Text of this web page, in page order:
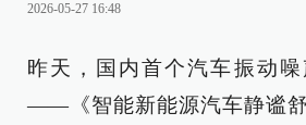
2026-05-27 16:48
昨天，国内首个汽车振动
——《智能新能源汽车静谧